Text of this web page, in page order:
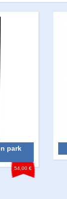
park
54,00 €